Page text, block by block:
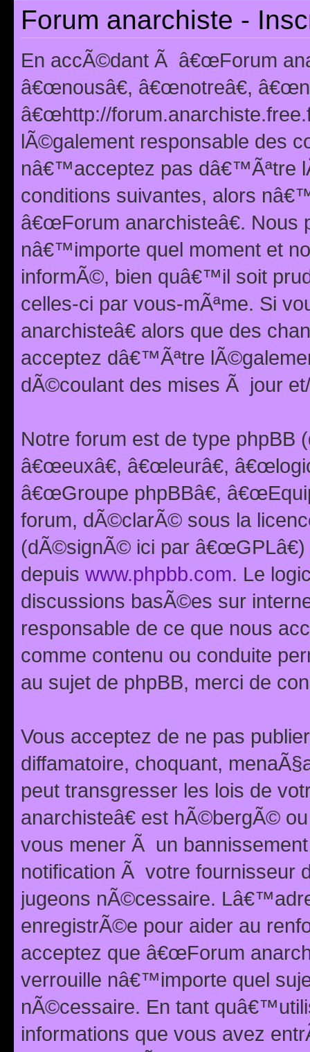
Forum anarchiste -
En accÃ©dant Ã â€œForum
â€œnousâ€, â€œnotreâ€,
â€œhttp://
lÃ©galement responsable des
nâ€™acceptez pas dâ€™Ãªtre
conditions suivantes, alors
â€œForum anarchisteâ€.
nâ€™importe quel moment et
informÃ©, bien quâ€™il soit
celles-ci par vous-mÃªme. Si
anarchisteâ€ alors que des
acceptez dâ€™Ãªtre
dÃ©coulant des mises Ã jour
Notre forum est de type phpBB
â€œeuxâ€, â€œleurâ€,
â€œGroupe phpBBâ€,
forum, dÃ©clarÃ© sous la
(dÃ©signÃ© ici par
depuis www.phpbb.com. Le
discussions basÃ©es sur
responsable de ce que nous
comme contenu ou conduite
au sujet de phpBB, merci de
Vous acceptez de ne pas
diffamatoire, choquant,
peut transgresser les lois de
anarchisteâ€ est hÃ©bergÃ©
vous mener Ã un
notification Ã votre fournisseur
jugeons nÃ©cessaire.
enregistrÃ©e pour aider au
acceptez que â€œForum
verrouille nâ€™importe quel
nÃ©cessaire. En tant
informations que vous avez